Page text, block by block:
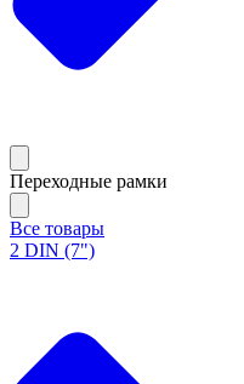
Переходные рамки
Все товары
2 DIN (7")